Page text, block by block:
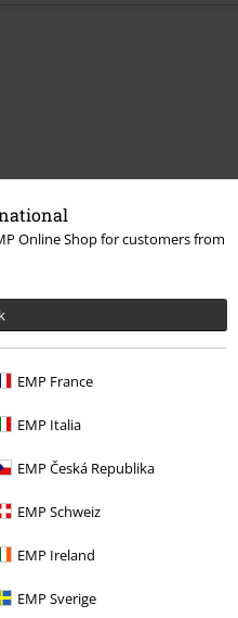
Online Shop for customers from
EMP France
EMP Italia
EMP Česká Republika
EMP Schweiz
EMP Ireland
EMP Sverige